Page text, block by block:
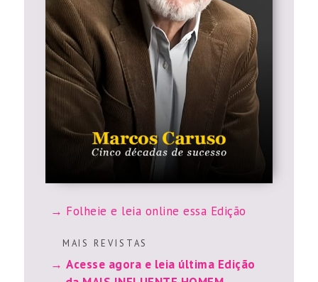
Folheie e leia online essa Edição
M A I S R E V I S T A S
Acesse agora e leia última Edição